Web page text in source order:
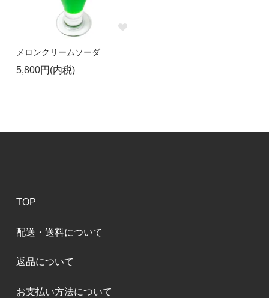
メロンクリームソーダ
5,800円(内税)
TOP
配送・送料について
返品について
お支払い方法について